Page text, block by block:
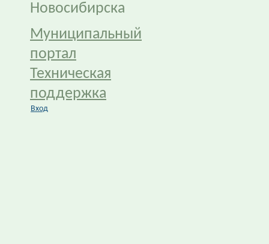
Новосибирска
Муниципальный
портал
Техническая
поддержка
Вход